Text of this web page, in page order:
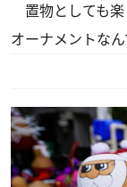
置物としても
オーナメントなん